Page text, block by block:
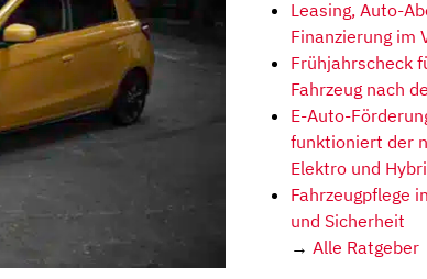
Leasing, Auto-
Finanzierung im
Frühjahrscheck
Fahrzeug nach
E-Auto-
funktioniert der
Elektro und
Fahrzeugpflege
und Sicherheit
→ Alle Ratgeber